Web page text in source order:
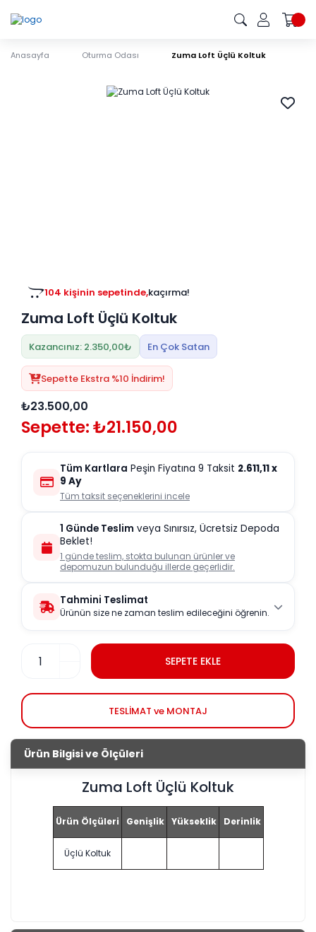
Anasayfa Oturma Odası Zuma Loft Üçlü Koltuk
104 kişinin sepetinde,kaçırma!
Zuma Loft Üçlü Koltuk
Kazancınız: 2.350,00₺ En Çok Satan
Sepette Ekstra %10 İndirim!
₺23.500,00
Sepette: ₺21.150,00
Tüm Kartlara Peşin Fiyatına 9 Taksit 2.611,11x
9 Ay
Tüm taksit seçeneklerini incele
1 Günde Teslim veya Sınırsız, Ücretsiz Depoda
Beklet!
1 günde teslim, stokta bulunan ürünler ve
depomuzun bulunduğu illerde geçerlidir.
Tahmini Teslimat
Ürünün size ne zaman teslim edileceğini öğrenin.
SEPETE EKLE
TESLİMAT ve MONTAJ
Ürün Bilgisi ve Ölçüleri
Zuma Loft Üçlü Koltuk
Ürün Ölçüleri Genişlik Yükseklik Derinlik
Üçlü Koltuk